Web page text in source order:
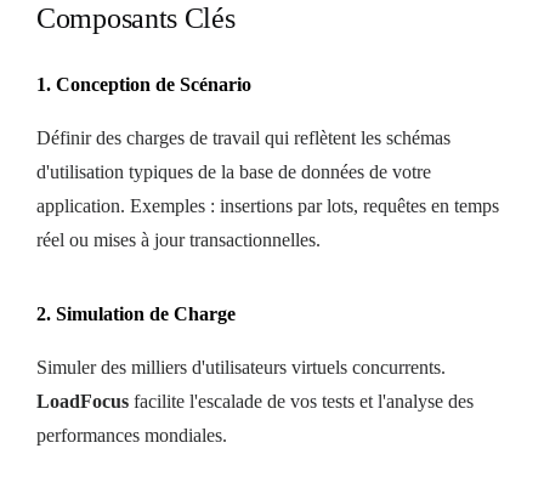
Composants Clés
1. Conception de Scénario
Définir des charges de travail qui reflètent les schémas
d'utilisation typiques de la base de données de votre
application. Exemples : insertions par lots, requêtes en temps
réel ou mises à jour transactionnelles.
2. Simulation de Charge
Simuler des milliers d'utilisateurs virtuels concurrents.
LoadFocus facilite l'escalade de vos tests et l'analyse des
performances mondiales.